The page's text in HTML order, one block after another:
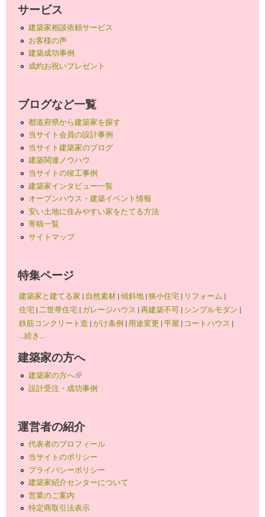
サービス
建築家相談依頼サービス
お客様の声
建築成功事例
成約お祝いプレゼント
ブログなど一覧
都道府県から建築家を探す
当サイト会員の設計事例
当サイト建築家のブログ
建築関連ノウハウ
当サイトの竣工事例
建築家インタビュー一覧
オープンハウス・建築イベント情報
安い土地に住みやすい家をたてる方法
寄稿一覧
サイトマップ
特集ページ
建築家と建てる家 | 自然素材|傾斜地|狭小住宅| リフォーム |
住宅|二世帯住宅| ガレージハウス |再建築不可| シンプルモダン |
鉄筋コンクリート造 |がけ条例 | 用途変更 |平屋 | コートハウス |
...続き...
建築家の方へ
建築家の方へ(link is external)
設計受注・成功事例
運営者の紹介
代表者のプロフィール
当サイトのポリシー
プライバシーポリシー
建築家紹介センターについて
営業のご案内
特定商取引法表示